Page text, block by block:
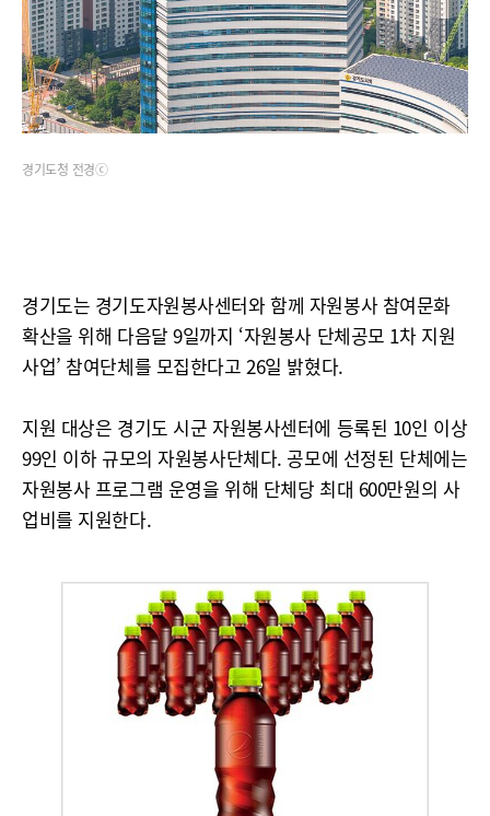
경기도청 전경ⓒ
경기도는 경기도자원봉사센터와 함께 자원봉사 참여문화
확산을 위해 다음달 9일까지 ‘자원봉사 단체공모 1차 지원
사업’ 참여단체를 모집한다고 26일 밝혔다.
지원 대상은 경기도 시군 자원봉사센터에 등록된 10인 이상
99인 이하 규모의 자원봉사단체다. 공모에 선정된 단체에는
자원봉사 프로그램 운영을 위해 단체당 최대 600만원의 사
업비를 지원한다.